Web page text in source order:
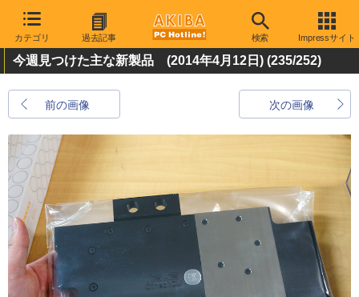
カテゴリ 過去記事 検索 Impressサイト
今週見つけた主な新製品 (2014年4月12日) (235/252)
前の画像 次の画像